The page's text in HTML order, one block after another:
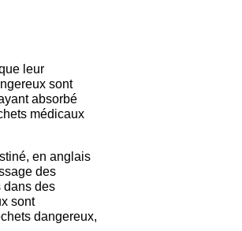
leur
sont
absorbé
médicaux
en anglais
des
dans des
sont
dangereux,